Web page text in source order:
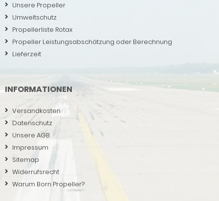
Unsere Propeller
Umweltschutz
Propellerliste Rotax
Propeller Leistungsabschätzung oder Berechnung
Lieferzeit
INFORMATIONEN
Versandkosten
Datenschutz
Unsere AGB
Impressum
Sitemap
Widerrufsrecht
Warum Born Propeller?